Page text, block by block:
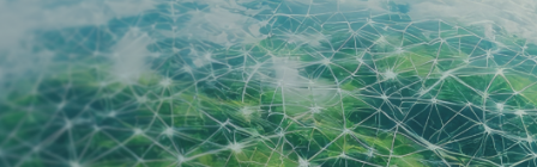
量
暨
抵
換
資